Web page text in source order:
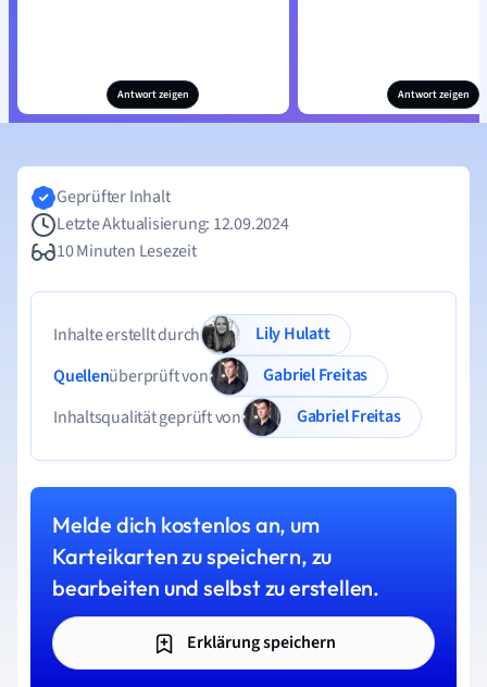
Antwort zeigen Antwort zeigen
Geprüfter Inhalt
Letzte Aktualisierung: 12.09.2024
10 Minuten Lesezeit
Inhalte erstellt durch
Lily Hulatt
Quellenüberprüft von
Gabriel Freitas
Inhaltsqualität geprüft von
Gabriel Freitas
Melde dich kostenlos an, um
Karteikarten zu speichern, zu
bearbeiten und selbst zu erstellen.
Erklärung speichern